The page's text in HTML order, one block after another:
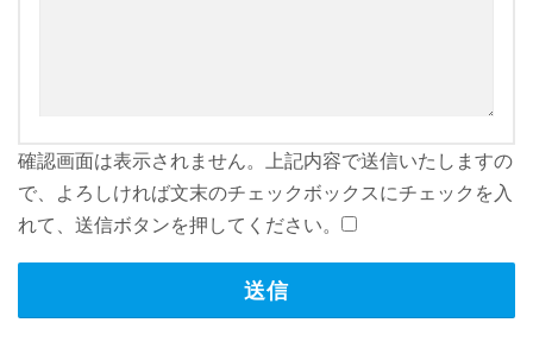
確認画面は表示されません。上記内容で送信いたしますの
で、よろしければ文末のチェックボックスにチェックを入
れて、送信ボタンを押してください。